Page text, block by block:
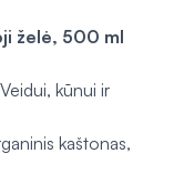
želė, 500 ml
kūnui ir
kaštonas,